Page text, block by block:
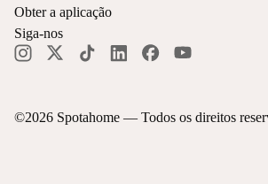
©2026 Spotahome — Todos os direitos
Obter a aplicação
Siga-nos